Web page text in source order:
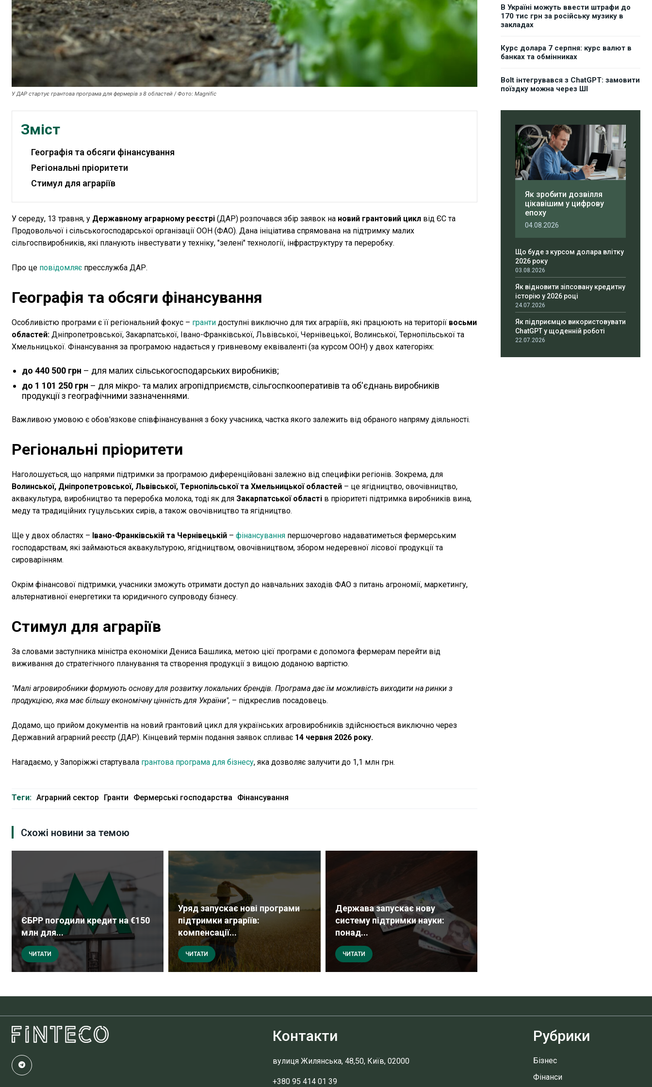
У ДАР стартує грантова програма для фермерів з 8 областей / Фото: Magnific
Зміст
Географія та обсяги фінансування
Регіональні пріоритети
Стимул для аграріїв
У середу, 13 травня, у Державному аграрному реєстрі (ДАР) розпочався збір заявок на новий грантовий цикл від ЄС та
Продовольчої і сільськогосподарської організації ООН (ФАО). Дана ініціатива спрямована на підтримку малих
сільгоспвиробників, які планують інвестувати у техніку, "зелені" технології, інфраструктуру та переробку.
Про це повідомляє пресслужба ДАР.
Географія та обсяги фінансування
Особливістю програми є її регіональний фокус – гранти доступні виключно для тих аграріїв, які працюють на території восьми
областей: Дніпропетровської, Закарпатської, Івано-Франківської, Львівської, Чернівецької, Волинської, Тернопільської та
Хмельницької. Фінансування за програмою надається у гривневому еквіваленті (за курсом ООН) у двох категоріях:
до 440 500 грн – для малих сільськогосподарських виробників;
до 1 101 250 грн – для мікро- та малих агропідприємств, сільгоспкооперативів та об'єднань виробників
продукції з географічними зазначеннями.
Важливою умовою є обов'язкове співфінансування з боку учасника, частка якого залежить від обраного напряму діяльності.
Регіональні пріоритети
Наголошується, що напрями підтримки за програмою диференційовані залежно від специфіки регіонів. Зокрема, для
Волинської, Дніпропетровської, Львівської, Тернопільської та Хмельницької областей – це ягідництво, овочівництво,
аквакультура, виробництво та переробка молока, тоді як для Закарпатської області в пріоритеті підтримка виробників вина,
меду та традиційних гуцульських сирів, а також овочівництво та ягідництво.
Ще у двох областях – Івано-Франківській та Чернівецькій – фінансування першочергово надаватиметься фермерським
господарствам, які займаються аквакультурою, ягідництвом, овочівництвом, збором недеревної лісової продукції та
сироварінням.
Окрім фінансової підтримки, учасники зможуть отримати доступ до навчальних заходів ФАО з питань агрономії, маркетингу,
альтернативної енергетики та юридичного супроводу бізнесу.
Стимул для аграріїв
За словами заступника міністра економіки Дениса Башлика, метою цієї програми є допомога фермерам перейти від
виживання до стратегічного планування та створення продукції з вищою доданою вартістю.
"Малі агровиробники формують основу для розвитку локальних брендів. Програма дає їм можливість виходити на ринки з
продукцією, яка має більшу економічну цінність для України", – підкреслив посадовець.
Додамо, що прийом документів на новий грантовий цикл для українських агровиробників здійснюється виключно через
Державний аграрний реєстр (ДАР). Кінцевий термін подання заявок спливає 14 червня 2026 року.
Нагадаємо, у Запоріжжі стартувала грантова програма для бізнесу, яка дозволяє залучити до 1,1 млн грн.
Теги: Аграрний сектор Гранти Фермерські господарства Фінансування
Схожі новини за темою
ЄБРР погодили кредит на €150
млн для...
ЧИТАТИ
Уряд запускає нові програми
підтримки аграріїв:
компенсації...
ЧИТАТИ
Держава запускає нову
систему підтримки науки:
понад...
ЧИТАТИ
В Україні можуть ввести штрафи до
170 тис грн за російську музику в
закладах
Курс долара 7 серпня: курс валют в
банках та обмінниках
Bolt інтегрувався з ChatGPT: замовити
поїздку можна через ШІ
Як зробити дозвілля
цікавішим у цифрову
епоху
04.08.2026
Що буде з курсом долара влітку
2026 року
03.08.2026
Як відновити зіпсовану кредитну
історію у 2026 році
24.07.2026
Як підприємцю використовувати
ChatGPT у щоденній роботі
22.07.2026
Контакти
вулиця Жилянська, 48,50, Київ, 02000
+380 95 414 01 39
Рубрики
Бізнес
Фінанси